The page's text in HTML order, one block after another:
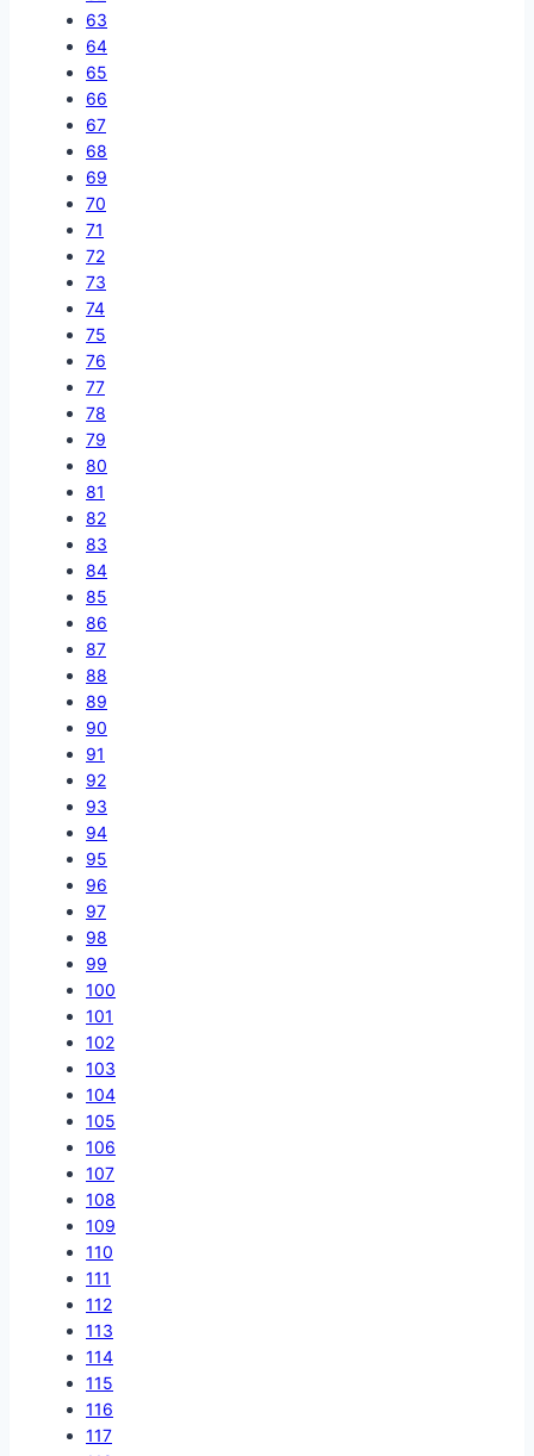
63
64
65
66
67
68
69
70
71
72
73
74
75
76
77
78
79
80
81
82
83
84
85
86
87
88
89
90
91
92
93
94
95
96
97
98
99
100
101
102
103
104
105
106
107
108
109
110
111
112
113
114
115
116
117